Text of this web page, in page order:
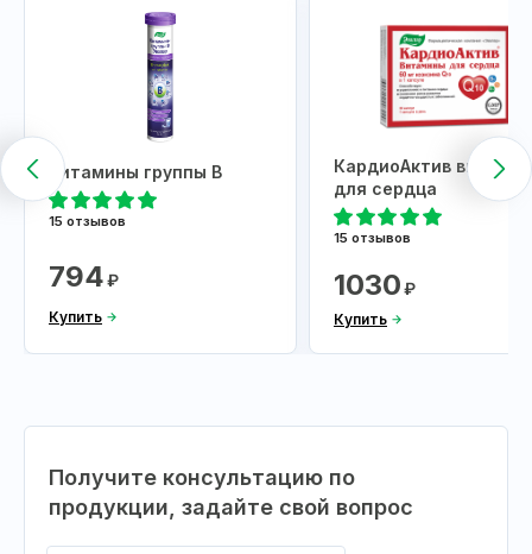
Витамины группы В
15 отзывов
794₽
Купить
КардиоАктив
для сердца
15 отзывов
1030₽
Купить
Получите консультацию по
продукции, задайте свой вопрос